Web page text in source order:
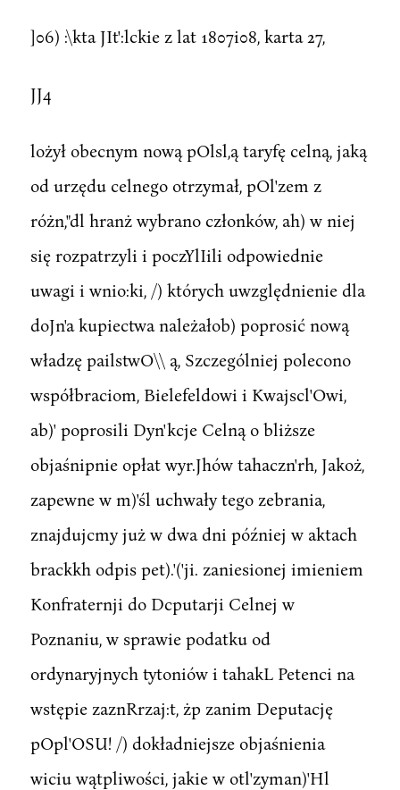
]06) :\kta JIt':lckie z lat 1807i08, karta 27,
JJ4
lożył obecnym nową pOlsl,ą taryfę celną, jaką
od urzędu celnego otrzymał, pOl'zem z
różn,"dl hranż wybrano członków, ah) w niej
się rozpatrzyli i poczYlIili odpowiednie
uwagi i wnio:ki, /) których uwzględnienie dla
doJn'a kupiectwa należałob) poprosić nową
władzę pailstwO\\ ą, Szczególniej polecono
współbraciom, Bielefeldowi i Kwajscl'Owi,
ab)' poprosili Dyn'kcje Celną o bliższe
objaśnipnie opłat wyr.Jhów tahaczn'rh, Jakoż,
zapewne w m)'śl uchwały tego zebrania,
znajdujcmy już w dwa dni później w aktach
brackkh odpis pet).'('ji. zaniesionej imieniem
Konfraternji do Dcputarji Celnej w
Poznaniu, w sprawie podatku od
ordynaryjnych tytoniów i tahakL Petenci na
wstępie zaznRrzaj:t, żp zanim Deputację
pOpl'OSU! /) dokładniejsze objaśnienia
wiciu wątpliwości, jakie w otl'zyman)'Hl